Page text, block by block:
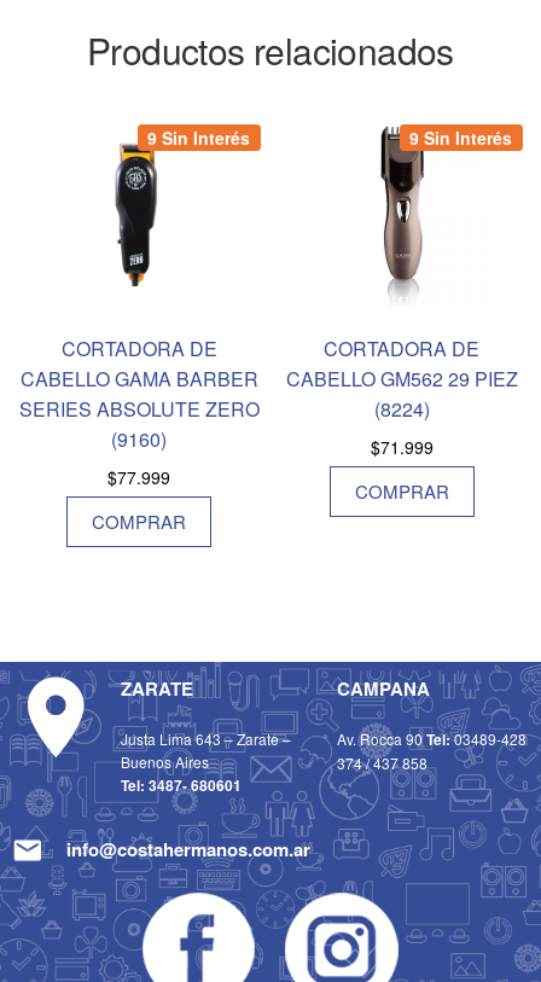
Productos relacionados
9 Sin Interés
CORTADORA DE
CABELLO GAMA BARBER
SERIES ABSOLUTE ZERO
(9160)
$77.999
COMPRAR
9 Sin Interés
CORTADORA DE
CABELLO GM562 29 PIEZ
(8224)
$71.999
COMPRAR
ZARATE
Justa Lima 643 – Zarate –
Buenos Aires
Tel: 3487- 680601
CAMPANA
Av. Rocca 90Tel:03489-428
374/437 858
info@costahermanos.com.ar